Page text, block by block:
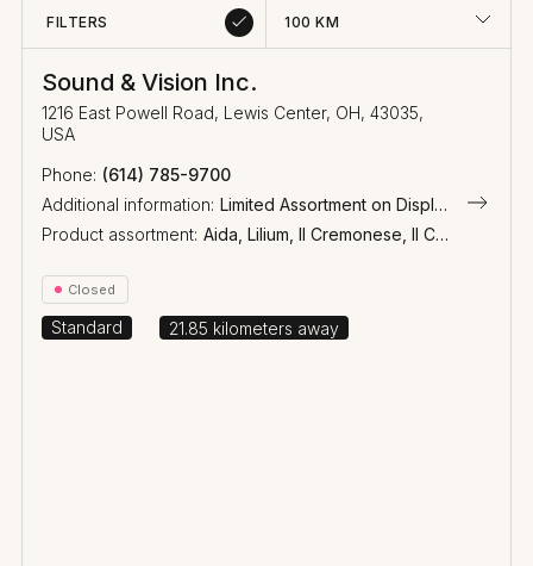
FILTERS 100 KM
Sound & Vision Inc.
Standard
1216 East Powell Road, Lewis Center, OH, 43035,
USA
(614) 785-9700
Additional information:
Limited Assortment on Display
Product assortment:
Aida, Lilium, Il Cremonese, Il Cremonese Ex3me, Arena, Homage, Olympica Nova, Heritage, Sonetto, Lumina, Gravis, Aster, Palladio, Wireless
Closed
21.85 kilometers away